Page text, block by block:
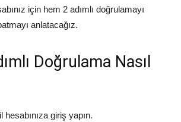
için hem 2 adımlı doğrulamayı
anlatacağız.
Doğrulama Nasıl
giriş yapın.